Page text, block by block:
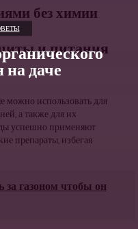
на даче
без химии
и питания
можно использовать для
а также для их
успешно применяют
препараты, избегая
газоном чтобы он